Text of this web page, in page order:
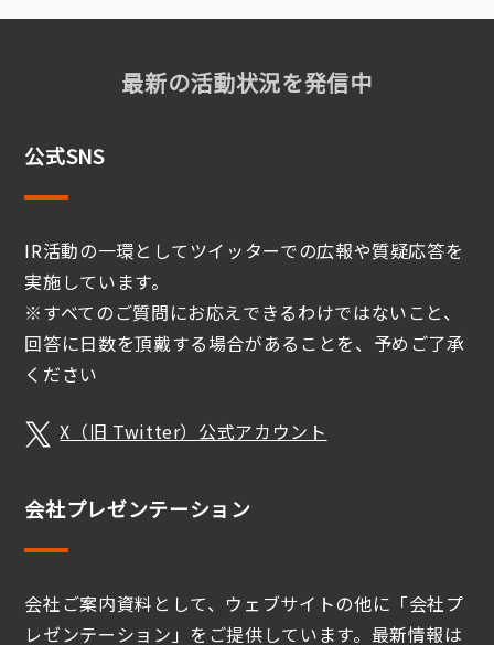
最新の活動状況を発信中
公式SNS
IR活動の一環としてツイッターでの広報や質疑応答を
実施しています。
※すべてのご質問にお応えできるわけではないこと、
回答に日数を頂戴する場合があることを、予めご了承
ください
X（旧 Twitter）公式アカウント
会社プレゼンテーション
会社ご案内資料として、ウェブサイトの他に「会社プ
レゼンテーション」をご提供しています。最新情報は